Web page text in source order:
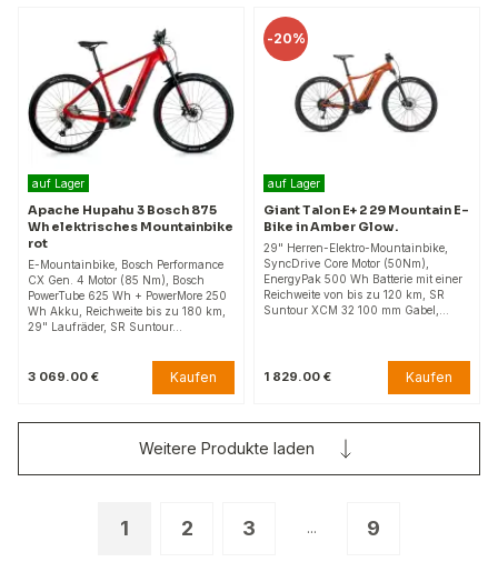
auf Lager
Apache Hupahu 3 Bosch 875
Wh elektrisches Mountainbike
rot
E-Mountainbike, Bosch Performance
CX Gen. 4 Motor (85 Nm), Bosch
PowerTube 625 Wh + PowerMore 250
Wh Akku, Reichweite bis zu 180 km,
29" Laufräder, SR Suntour…
3 069.00 € Kaufen
-20%
auf Lager
Giant Talon E+ 2 29 Mountain E-
Bike in Amber Glow.
29" Herren-Elektro-Mountainbike,
SyncDrive Core Motor (50Nm),
EnergyPak 500 Wh Batterie mit einer
Reichweite von bis zu 120 km, SR
Suntour XCM 32 100 mm Gabel,…
1 829.00 € Kaufen
1 2 3 ... 9
Weitere Produkte laden